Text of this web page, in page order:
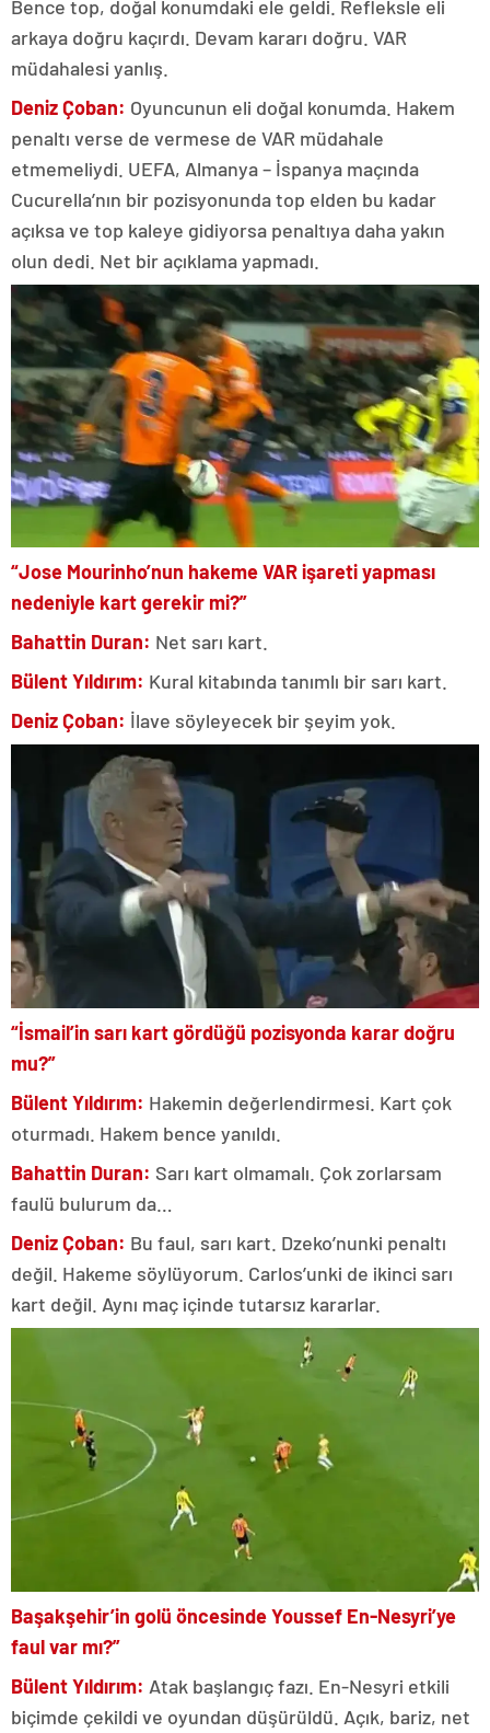
Bence top, doğal konumdaki ele geldi. Refleksle eli
arkaya doğru kaçırdı. Devam kararı doğru. VAR
müdahalesi yanlış.
Deniz Çoban: Oyuncunun eli doğal konumda. Hakem
penaltı verse de vermese de VAR müdahale
etmemeliydi. UEFA, Almanya – İspanya maçında
Cucurella’nın bir pozisyonunda top elden bu kadar
açıksa ve top kaleye gidiyorsa penaltıya daha yakın
olun dedi. Net bir açıklama yapmadı.
“Jose Mourinho’nun hakeme VAR işareti yapması
nedeniyle kart gerekir mi?”
Bahattin Duran: Net sarı kart.
Bülent Yıldırım: Kural kitabında tanımlı bir sarı kart.
Deniz Çoban: İlave söyleyecek bir şeyim yok.
“İsmail’in sarı kart gördüğü pozisyonda karar doğru
mu?”
Bülent Yıldırım: Hakemin değerlendirmesi. Kart çok
oturmadı. Hakem bence yanıldı.
Bahattin Duran: Sarı kart olmamalı. Çok zorlarsam
faulü bulurum da…
Deniz Çoban: Bu faul, sarı kart. Dzeko’nunki penaltı
değil. Hakeme söylüyorum. Carlos’unki de ikinci sarı
kart değil. Aynı maç içinde tutarsız kararlar.
Başakşehir’in golü öncesinde Youssef En-Nesyri’ye
faul var mı?”
Bülent Yıldırım: Atak başlangıç fazı. En-Nesyri etkili
biçimde çekildi ve oyundan düşürüldü. Açık, bariz, net